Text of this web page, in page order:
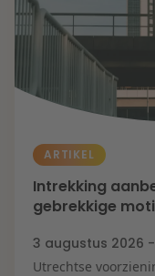
ARTIKEL
Intrekking
gebrekkige
3 augustus 2026 -
Utrechtse